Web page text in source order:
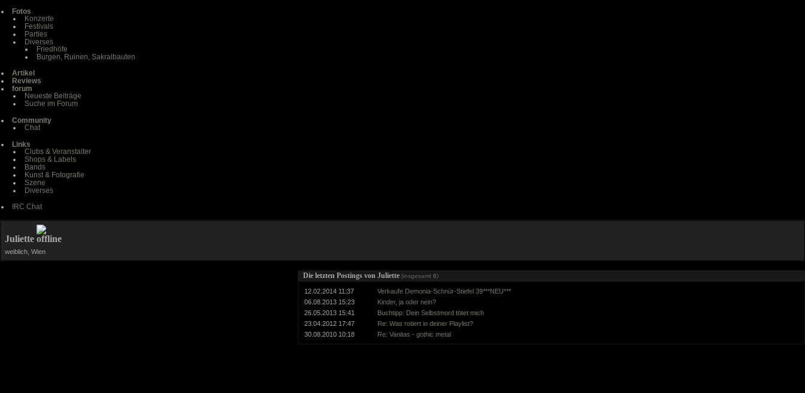
Fotos
Konzerte
Festivals
Parties
Diverses
Friedhöfe
Burgen, Ruinen, Sakralbauten
Artikel
Reviews
forum
Neueste Beiträge
Suche im Forum
Community
Chat
Links
Clubs & Veranstalter
Shops & Labels
Bands
Kunst & Fotografie
Szene
Diverses
IRC Chat
Juliette
weiblich, Wien
Die letzten Postings von Juliette(insgesamt6)
12.02.2014 11:37
Verkaufe Demonia-Schnür-Stiefel 39***NEU***
06.08.2013 15:23
Kinder, ja oder nein?
26.05.2013 15:41
Buchtipp: Dein Selbstmord tötet mich
23.04.2012 17:47
Re: Was rotiert in deiner Playlist?
30.08.2010 10:18
Re: Vanitas - gothic metal